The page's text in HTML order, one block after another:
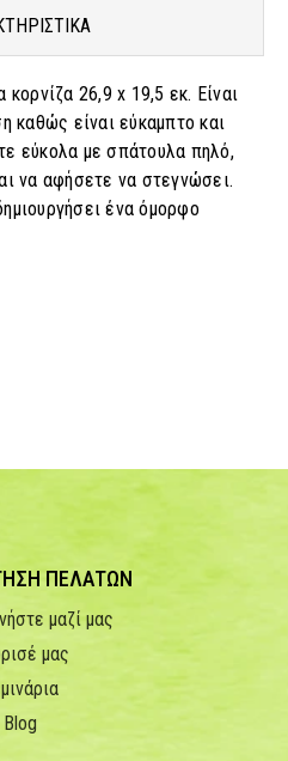
26,9 x 19,5 εκ. Είναι
καθώς είναι εύκαμπτο και
εύκολα με σπάτουλα πηλό,
να αφήσετε να στεγνώσει.
ένα όμορφο
ΠΕΛΑΤΩΝ
μαζί μας
μας
Blog